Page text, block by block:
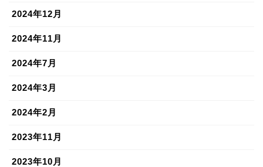
2024年12月
2024年11月
2024年7月
2024年3月
2024年2月
2023年11月
2023年10月